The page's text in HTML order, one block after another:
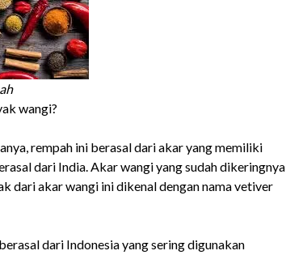
wangi?
rempah ini berasal dari akar yang memiliki
dari India. Akar wangi yang sudah dikeringnya
dari akar wangi ini dikenal dengan nama vetiver
dari Indonesia yang sering digunakan